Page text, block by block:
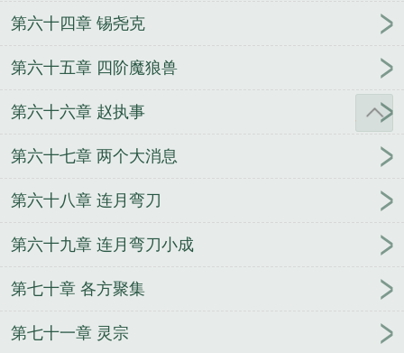
第六十四章 锡尧克
第六十五章 四阶魔狼兽
第六十六章 赵执事
第六十七章 两个大消息
第六十八章 连月弯刀
第六十九章 连月弯刀小成
第七十章 各方聚集
第七十一章 灵宗